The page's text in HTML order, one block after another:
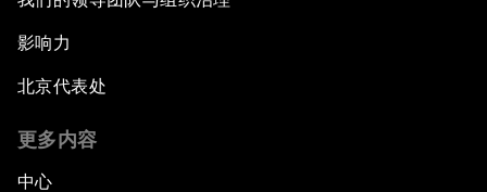
影响力
北京代表处
更多内容
中心